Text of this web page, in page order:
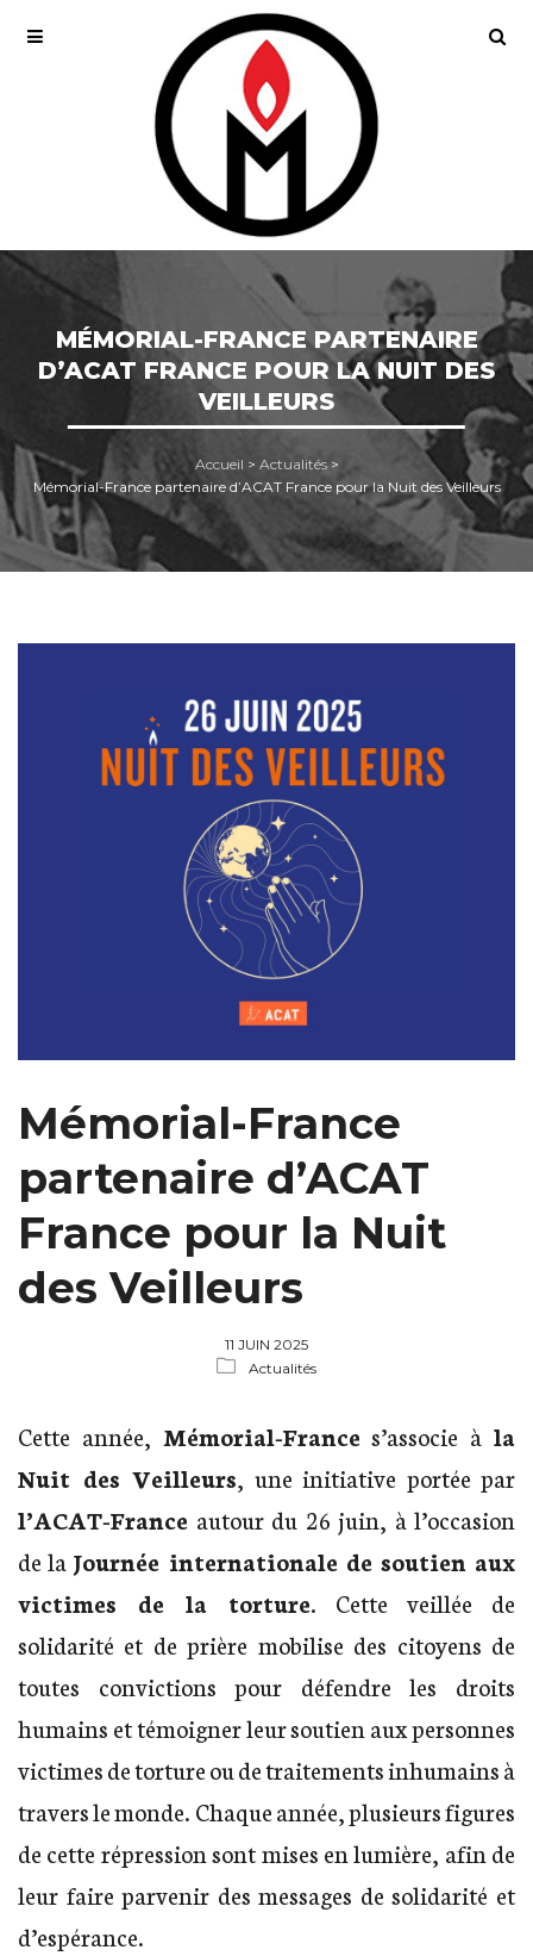
MÉMORIAL-FRANCE PARTENAIRE
D’ACAT FRANCE POUR LA NUIT DES
VEILLEURS
Accueil > Actualités>
Mémorial-France partenaire d’ACAT France pour la Nuit des Veilleurs
Mémorial-France
partenaire d’ACAT
France pour la Nuit
des Veilleurs
11 JUIN 2025
Actualités
Cette année, Mémorial-Frances’associe àla
Nuit des Veilleurs, une initiative portée par
l’ACAT-France autour du 26 juin, à l’occasion
de la Journée internationale de soutien aux
victimes de la torture. Cette veillée de
solidarité et de prière mobilise des citoyens de
toutes convictions pour défendre les droits
humains et témoigner leur soutien aux personnes
victimes de torture ou de traitements inhumains à
travers le monde. Chaque année, plusieurs figures
de cette répression sont mises en lumière, afin de
leur faire parvenir des messages de solidarité et
d’espérance.